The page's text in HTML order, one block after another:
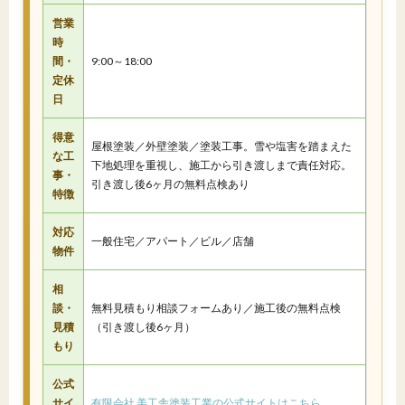
営業
時
間・
定休
日
9:00～18:00
得意
な工
事・
特徴
屋根塗装／外壁塗装／塗装工事。雪や塩害を踏まえた
下地処理を重視し、施工から引き渡しまで責任対応。
引き渡し後6ヶ月の無料点検あり
対応
物件
一般住宅／アパート／ビル／店舗
相
談・
見積
もり
無料見積もり相談フォームあり／施工後の無料点検
（引き渡し後6ヶ月）
公式